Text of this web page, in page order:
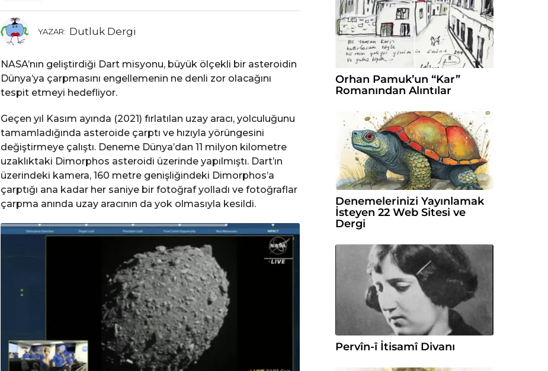
n
c
YAZAR: Dutluk Dergi
NASA’nın geliştirdiği Dart misyonu, büyük ölçekli bir asteroidin
Dünya’ya çarpmasını engellemenin ne denli zor olacağını
tespit etmeyi hedefliyor.
Geçen yıl Kasım ayında (2021) fırlatılan uzay aracı, yolculuğunu
tamamladığında asteroide çarptı ve hızıyla yörüngesini
değiştirmeye çalıştı. Deneme Dünya’dan 11 milyon kilometre
uzaklıktaki Dimorphos asteroidi üzerinde yapılmıştı. Dart’ın
üzerindeki kamera, 160 metre genişliğindeki Dimorphos’a
çarptığı ana kadar her saniye bir fotoğraf yolladı ve fotoğraflar
çarpma anında uzay aracının da yok olmasıyla kesildi.
Orhan Pamuk’un “Kar”
Romanından Alıntılar
Denemelerinizi Yayınlamak
İsteyen 22 Web Sitesi ve
Dergi
Pervîn-î İtisamî Divanı